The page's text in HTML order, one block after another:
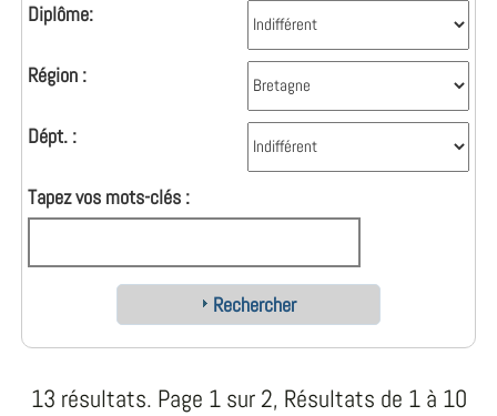
Diplôme:
Région :
Dépt. :
Tapez vos mots-clés :
Rechercher
13 résultats. Page 1 sur 2, Résultats de 1 à 10